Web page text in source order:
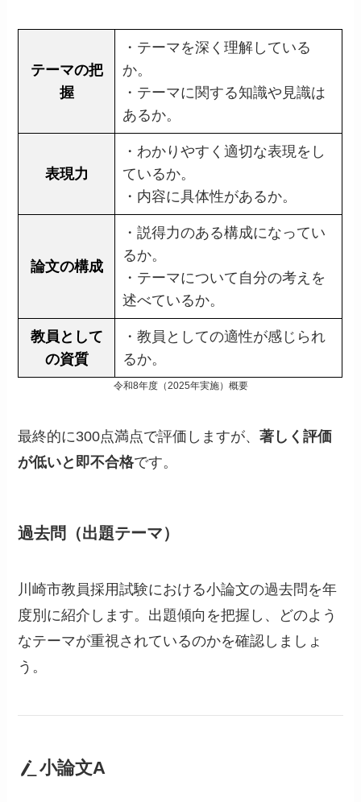
テーマの把
握
・テーマを深く理解している
か。
・テーマに関する知識や見識は
あるか。
表現力
・わかりやすく適切な表現をし
ているか。
・内容に具体性があるか。
論文の構成
・説得力のある構成になってい
るか。
・テーマについて自分の考えを
述べているか。
教員として
の資質
・教員としての適性が感じられ
るか。
令和8年度（2025年実施）概要
最終的に300点満点で評価しますが、著しく評価
が低いと即不合格です。
過去問（出題テーマ）
川崎市教員採用試験における小論文の過去問を年
度別に紹介します。出題傾向を把握し、どのよう
なテーマが重視されているのかを確認しましょ
う。
小論文A